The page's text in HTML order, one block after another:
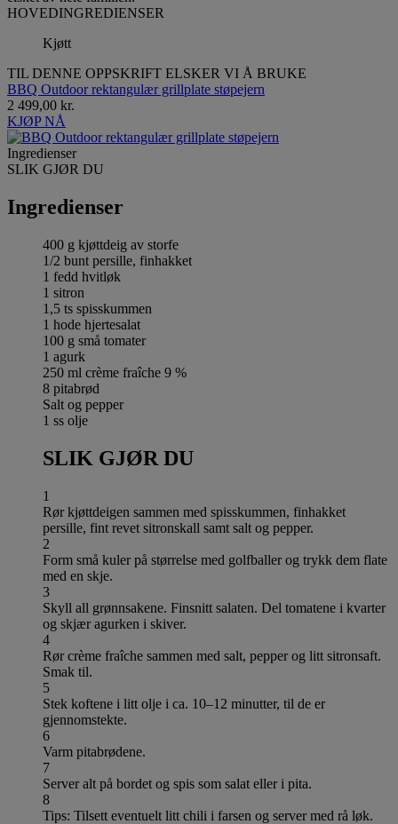
HOVEDINGREDIENSER
Kjøtt
TIL DENNE OPPSKRIFT ELSKER VI Å BRUKE
BBQ Outdoor rektangulær grillplate støpejern
2 499,00 kr.
KJØP NÅ
Ingredienser
SLIK GJØR DU
Ingredienser
400 g kjøttdeig av storfe
1/2 bunt persille, finhakket
1 fedd hvitløk
1 sitron
1,5 ts spisskummen
1 hode hjertesalat
100 g små tomater
1 agurk
250 ml crème fraîche 9 %
8 pitabrød
Salt og pepper
1 ss olje
SLIK GJØR DU
1
Rør kjøttdeigen sammen med spisskummen, finhakket
persille, fint revet sitronskall samt salt og pepper.
2
Form små kuler på størrelse med golfballer og trykk dem flate
med en skje.
3
Skyll all grønnsakene. Finsnitt salaten. Del tomatene i kvarter
og skjær agurken i skiver.
4
Rør crème fraîche sammen med salt, pepper og litt sitronsaft.
Smak til.
5
Stek koftene i litt olje i ca. 10–12 minutter, til de er
gjennomstekte.
6
Varm pitabrødene.
7
Server alt på bordet og spis som salat eller i pita.
8
Tips: Tilsett eventuelt litt chili i farsen og server med rå løk.